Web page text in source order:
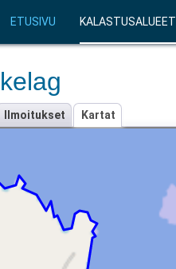
ETUSIVU KALASTUSALUEET
Ilmoitukset Kartat